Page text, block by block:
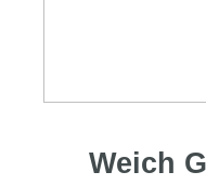
Weich